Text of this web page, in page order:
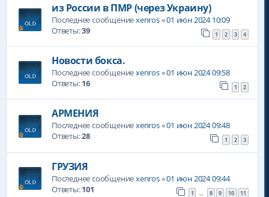
из России в ПМР (через Украину)
Последнее сообщениеxenros«01 июн 2024 10:09
Ответы:39 1 2 3 4
Новости бокса.
Последнее сообщениеxenros«01 июн 2024 09:58
Ответы:16 1 2
АРМЕНИЯ
Последнее сообщениеxenros«01 июн 2024 09:48
Ответы:28 1 2 3
ГРУЗИЯ
Последнее сообщениеxenros«01 июн 2024 09:44
Ответы:101 1 … 8 9 10 11